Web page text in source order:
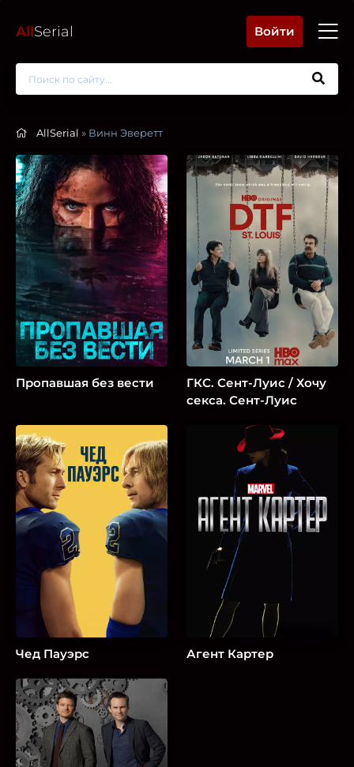
AllSerial Войти
AllSerial » Винн Эверетт
Пропавшая без вести
ГКС. Сент-Луис / Хочу
секса. Сент-Луис
Чед Пауэрс Агент Картер